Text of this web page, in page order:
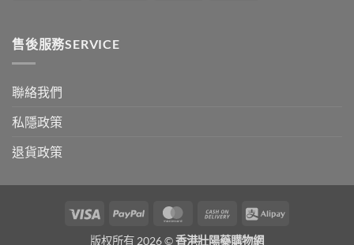
南〉
售後服務SERVICE
聯絡我們
私隱政策
退貨政策
Visa PayPal MasterCardCash
Alipay
版权所有 2026 ©香港壯陽藥購物網